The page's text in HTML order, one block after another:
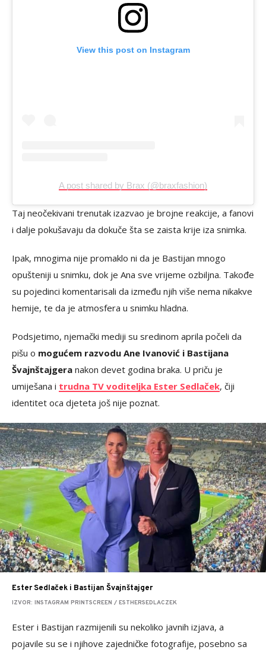
View this post on Instagram
A post shared by Brax (@braxfashion)
Taj neočekivani trenutak izazvao je brojne reakcije, a fanovi
i dalje pokušavaju da dokuče šta se zaista krije iza snimka.
Ipak, mnogima nije promaklo ni da je Bastijan mnogo
opušteniji u snimku, dok je Ana sve vrijeme ozbiljna. Takođe
su pojedinci komentarisali da između njih više nema nikakve
hemije, te da je atmosfera u snimku hladna.
Podsjetimo, njemački mediji su sredinom aprila počeli da
pišu o mogućem razvodu Ane Ivanović i Bastijana
Švajnštajgera nakon devet godina braka. U priču je
umiješana i trudna TV voditeljka Ester Sedlaček, čiji
identitet oca djeteta još nije poznat.
Ester Sedlaček i Bastijan Švajnštajger
IZVOR: INSTAGRAM PRINTSCREEN / ESTHERSEDLACZEK
Ester i Bastijan razmijenili su nekoliko javnih izjava, a
pojavile su se i njihove zajedničke fotografije, posebno sa